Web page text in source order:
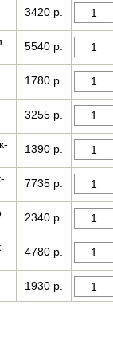
3420 р.
5540 р.
1780 р.
3255 р.
1390 р.
7735 р.
2340 р.
4780 р.
1930 р.